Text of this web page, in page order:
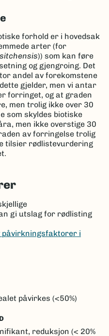
forhold er i hovedsak
arter (for
)) som kan føre
og gjengroing. Det
andel av forekomstene
gjelder, men vi antar
forringet, og at graden
men trolig ikke over 30
som skyldes biotiske
men ikke overstige 30
av forringelse trolig
tilsier rødlistevurdering
gi utslag for rødlisting
i
påvirkes (<50%)
reduksjon (< 20%